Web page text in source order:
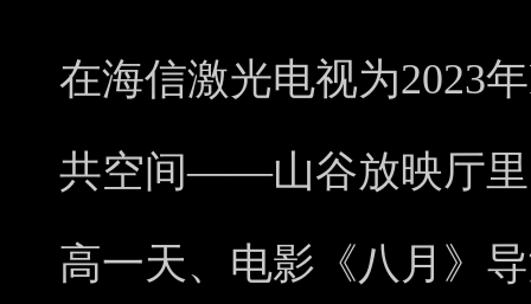
在海信激光电视为2023
共空间——山谷放映厅里
高一天、电影《八月》